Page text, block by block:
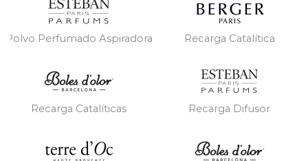
Polvo Perfumado Aspiradora Recarga Catalítica
Recarga Catalíticas Recarga Difusor